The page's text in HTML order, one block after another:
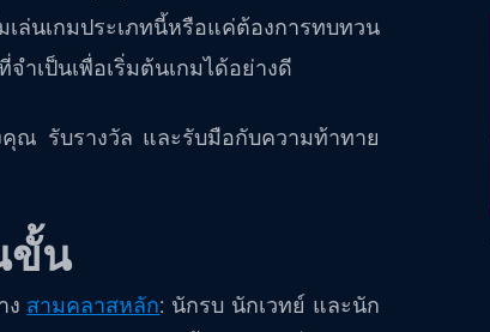
นเกมประเภทนี้หรือแค่ต้องการทบทวน
เป็นเพื่อเริ่มต้นเกมได้อย่างดี
ณ รับรางวัล และรับมือกับความท้าทาย
ขั้น
ง สามคลาสหลัก: นักรบ นักเวทย์ และนัก